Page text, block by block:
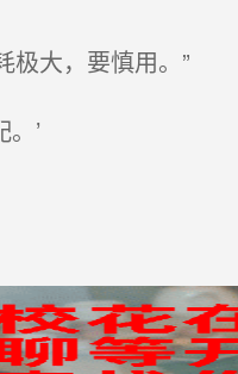
大，要慎用。”
’